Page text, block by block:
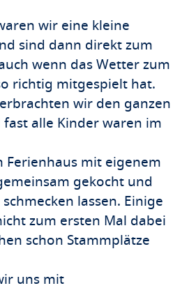
wir eine kleine
sind dann direkt zum
wenn das Wetter zum
richtig mitgespielt hat.
wir den ganzen
fast alle Kinder waren im
Ferienhaus mit eigenem
gekocht und
lassen. Einige
zum ersten Mal dabei
schon Stammplätze
uns mit